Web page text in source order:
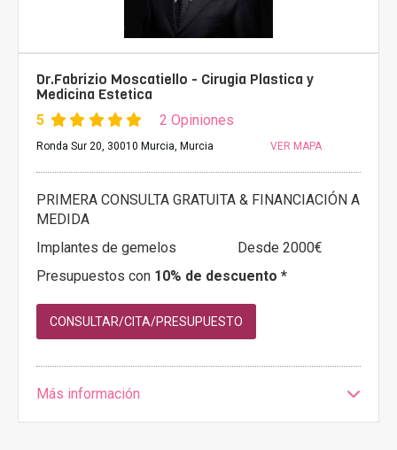
Dr.Fabrizio Moscatiello - Cirugia Plastica y
Medicina Estetica
5 2 Opiniones
Ronda Sur 20, 30010 Murcia, Murcia VER MAPA
PRIMERA CONSULTA GRATUITA & FINANCIACIÓN A
MEDIDA
Implantes de gemelos
Desde 2000€
Presupuestos con 10% de descuento *
CONSULTAR/CITA/PRESUPUESTO
Más información